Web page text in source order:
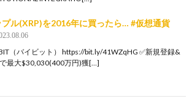
プル(XRP)を2016年に買ったら… #仮想通貨
（バイビット） https://bit.ly/41WZqHG ✅新規登録&
最大$30,030(400万円)獲[…]